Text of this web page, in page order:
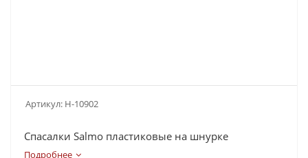
Артикул: H-10902
Спасалки Salmo пластиковые на шнурке
Подробнее